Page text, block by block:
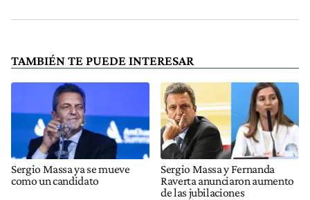
TAMBIÉN TE PUEDE INTERESAR
Sergio Massa ya se mueve
como un candidato
Sergio Massa y Fernanda
Raverta anunciaron aumento
de las jubilaciones